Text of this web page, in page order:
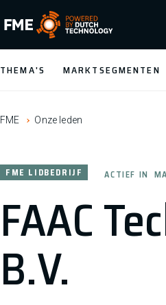
FME Logo, to the homepage
THEMA'S MARKTSEGMENTEN
FME Onze leden
FAAC
B.V.
FME LIDBEDRIJF ACTIEF IN